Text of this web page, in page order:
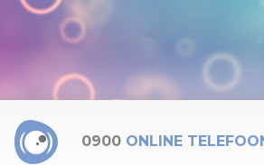
0900 ONLINE